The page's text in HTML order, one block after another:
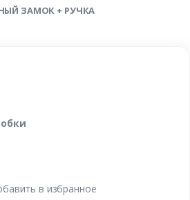
ЗАМОК + РУЧКА
в избранное